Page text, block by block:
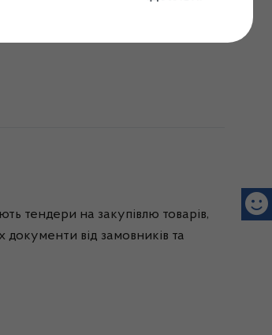
тендери на закупівлю товарів,
документи від замовників та